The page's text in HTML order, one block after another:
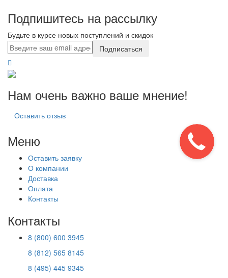
Подпишитесь на рассылку
Будьте в курсе новых поступлений и скидок
Подписаться
Нам очень важно ваше мнение!
Оставить отзыв
Меню
Оставить заявку
О компании
Доставка
Оплата
Контакты
Контакты
8 (800) 600 3945
8 (812) 565 8145
8 (495) 445 9345